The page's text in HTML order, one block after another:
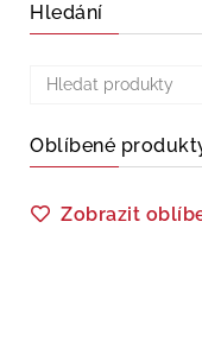
Hledání
Oblíbené
Zobrazit